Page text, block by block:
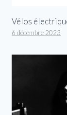
Vélos
6 décembre 2023